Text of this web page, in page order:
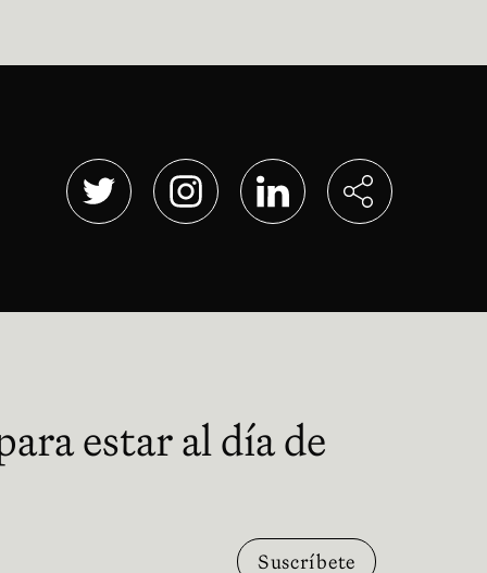
Abre en nueva ventana
Abre en nueva ventana
Abre en nueva ventana
estar al día de